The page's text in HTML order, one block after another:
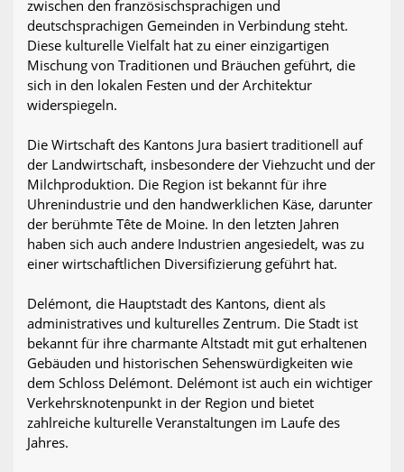
zwischen den französischsprachigen und
deutschsprachigen Gemeinden in Verbindung steht.
Diese kulturelle Vielfalt hat zu einer einzigartigen
Mischung von Traditionen und Bräuchen geführt, die
sich in den lokalen Festen und der Architektur
widerspiegeln.
Die Wirtschaft des Kantons Jura basiert traditionell auf
der Landwirtschaft, insbesondere der Viehzucht und der
Milchproduktion. Die Region ist bekannt für ihre
Uhrenindustrie und den handwerklichen Käse, darunter
der berühmte Tête de Moine. In den letzten Jahren
haben sich auch andere Industrien angesiedelt, was zu
einer wirtschaftlichen Diversifizierung geführt hat.
Delémont, die Hauptstadt des Kantons, dient als
administratives und kulturelles Zentrum. Die Stadt ist
bekannt für ihre charmante Altstadt mit gut erhaltenen
Gebäuden und historischen Sehenswürdigkeiten wie
dem Schloss Delémont. Delémont ist auch ein wichtiger
Verkehrsknotenpunkt in der Region und bietet
zahlreiche kulturelle Veranstaltungen im Laufe des
Jahres.